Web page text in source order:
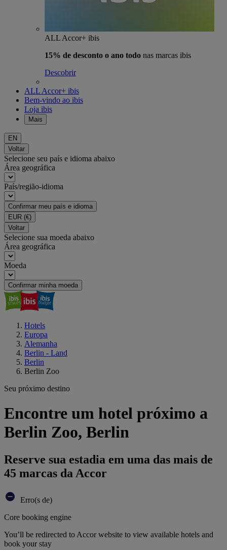
ALL Accor+ ibis
15% de desconto o ano todo nas marcas ibis
Descobrir
ALL Accor+ ibis
Bem-vindo ao ibis
Loja ibis
Mais
EN
Voltar
Selecione seu país e idioma abaixo
Área geográfica
País/região-idioma
Confirmar meu país e idioma
EUR (€)
Voltar
Selecione sua moeda abaixo
Área geográfica
Moeda
Confirmar minha moeda
Hotels
Europa
Alemanha
Berlin - Land
Berlin
Berlin Zoo
Seu próximo destino
Encontre um hotel próximo a
Berlin Zoo, Berlin
Reserve sua estadia em uma das mais de
45 marcas da Accor
Erro(s de)
Core booking engine
You’ll be redirected to Accor website to view available hotels and
book your stay